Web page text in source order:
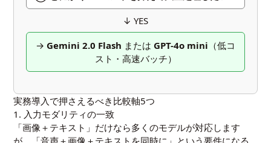
↓ YES
→ Gemini 2.0 Flash または GPT-4o mini （低コ
スト・高速バッチ）
実務導入で押さえるべき比較軸5つ
1. 入力モダリティの一致
「画像＋テキスト」だけなら多くのモデルが対応します
が、「音声＋画像＋テキストを同時に」という要件になる